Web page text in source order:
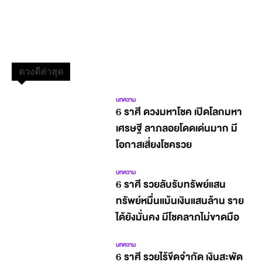
ดวงดีล่าสุด
บทความ
6 ราศี ดวงมหาโชค เปิดโลกมหา
เศรษฐี ลาภลอยโดดเด่นมาก มี
โอกาสเสี่ยงโชครวย
บทความ
6 ราศี รวยลับรับทรัพย์แสน
ทรัพย์หมื่นแม้นเงินแสนล้าน ราย
ได้ยังมั่นคง มีโชคลาภไม่ขาดมือ
บทความ
6 ราศี รวยไร้ขีดจำกัด เงินสะพัด